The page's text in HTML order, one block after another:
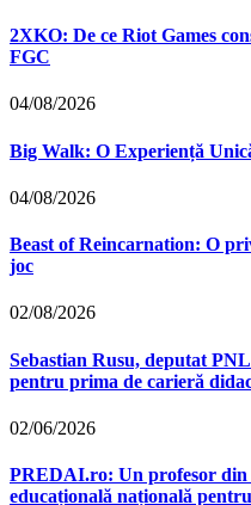
2XKO: De ce Riot Games
FGC
04/08/2026
Big Walk: O Experiență
04/08/2026
Beast of Reincarnation: O
joc
02/08/2026
Sebastian Rusu, deputat
pentru prima de carieră
02/06/2026
PREDAI.ro: Un profesor din
educațională națională